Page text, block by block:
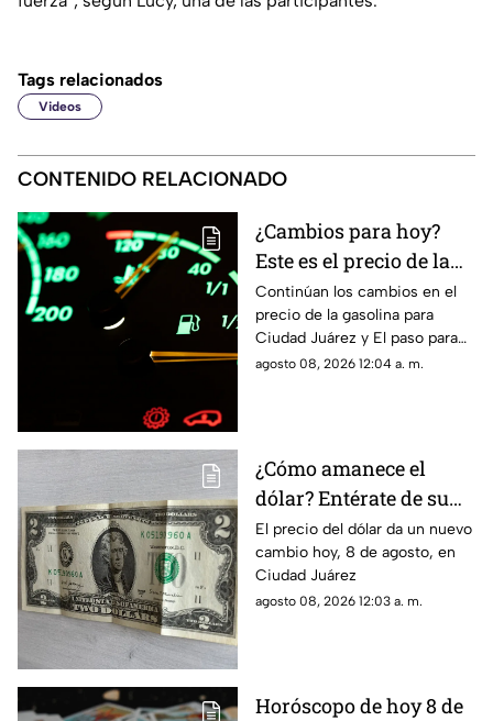
Tags relacionados
Videos
CONTENIDO RELACIONADO
¿Cambios para hoy?
Este es el precio de la
gasolina para Ciudad
Juárez y El Paso
Continúan los cambios en el
precio de la gasolina para
Ciudad Juárez y El paso para
hoy, 8 de agosto
agosto 08, 2026 12:04 a. m.
¿Cómo amanece el
dólar? Entérate de su
precio hoy, 8 de agosto,
en Ciudad Juárez
El precio del dólar da un nuevo
cambio hoy, 8 de agosto, en
Ciudad Juárez
agosto 08, 2026 12:03 a. m.
Horóscopo de hoy 8 de